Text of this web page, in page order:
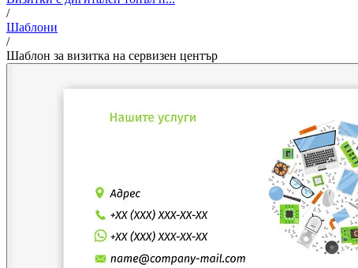
/
Шаблони
/
Шаблон за визитка на сервизен център